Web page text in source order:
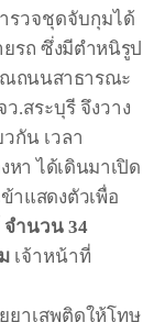
รวจชุดจับกุมได้
รถ ซึ่งมีตำหนิรูป
ณถนนสาธารณะ
ว.สระบุรี จึงวาง
วกัน เวลา
หา ได้เดินมาเปิด
าแสดงตัวเพื่อ
จำนวน34
เจ้าหน้าที่
ยาเสพติดให้โทษ